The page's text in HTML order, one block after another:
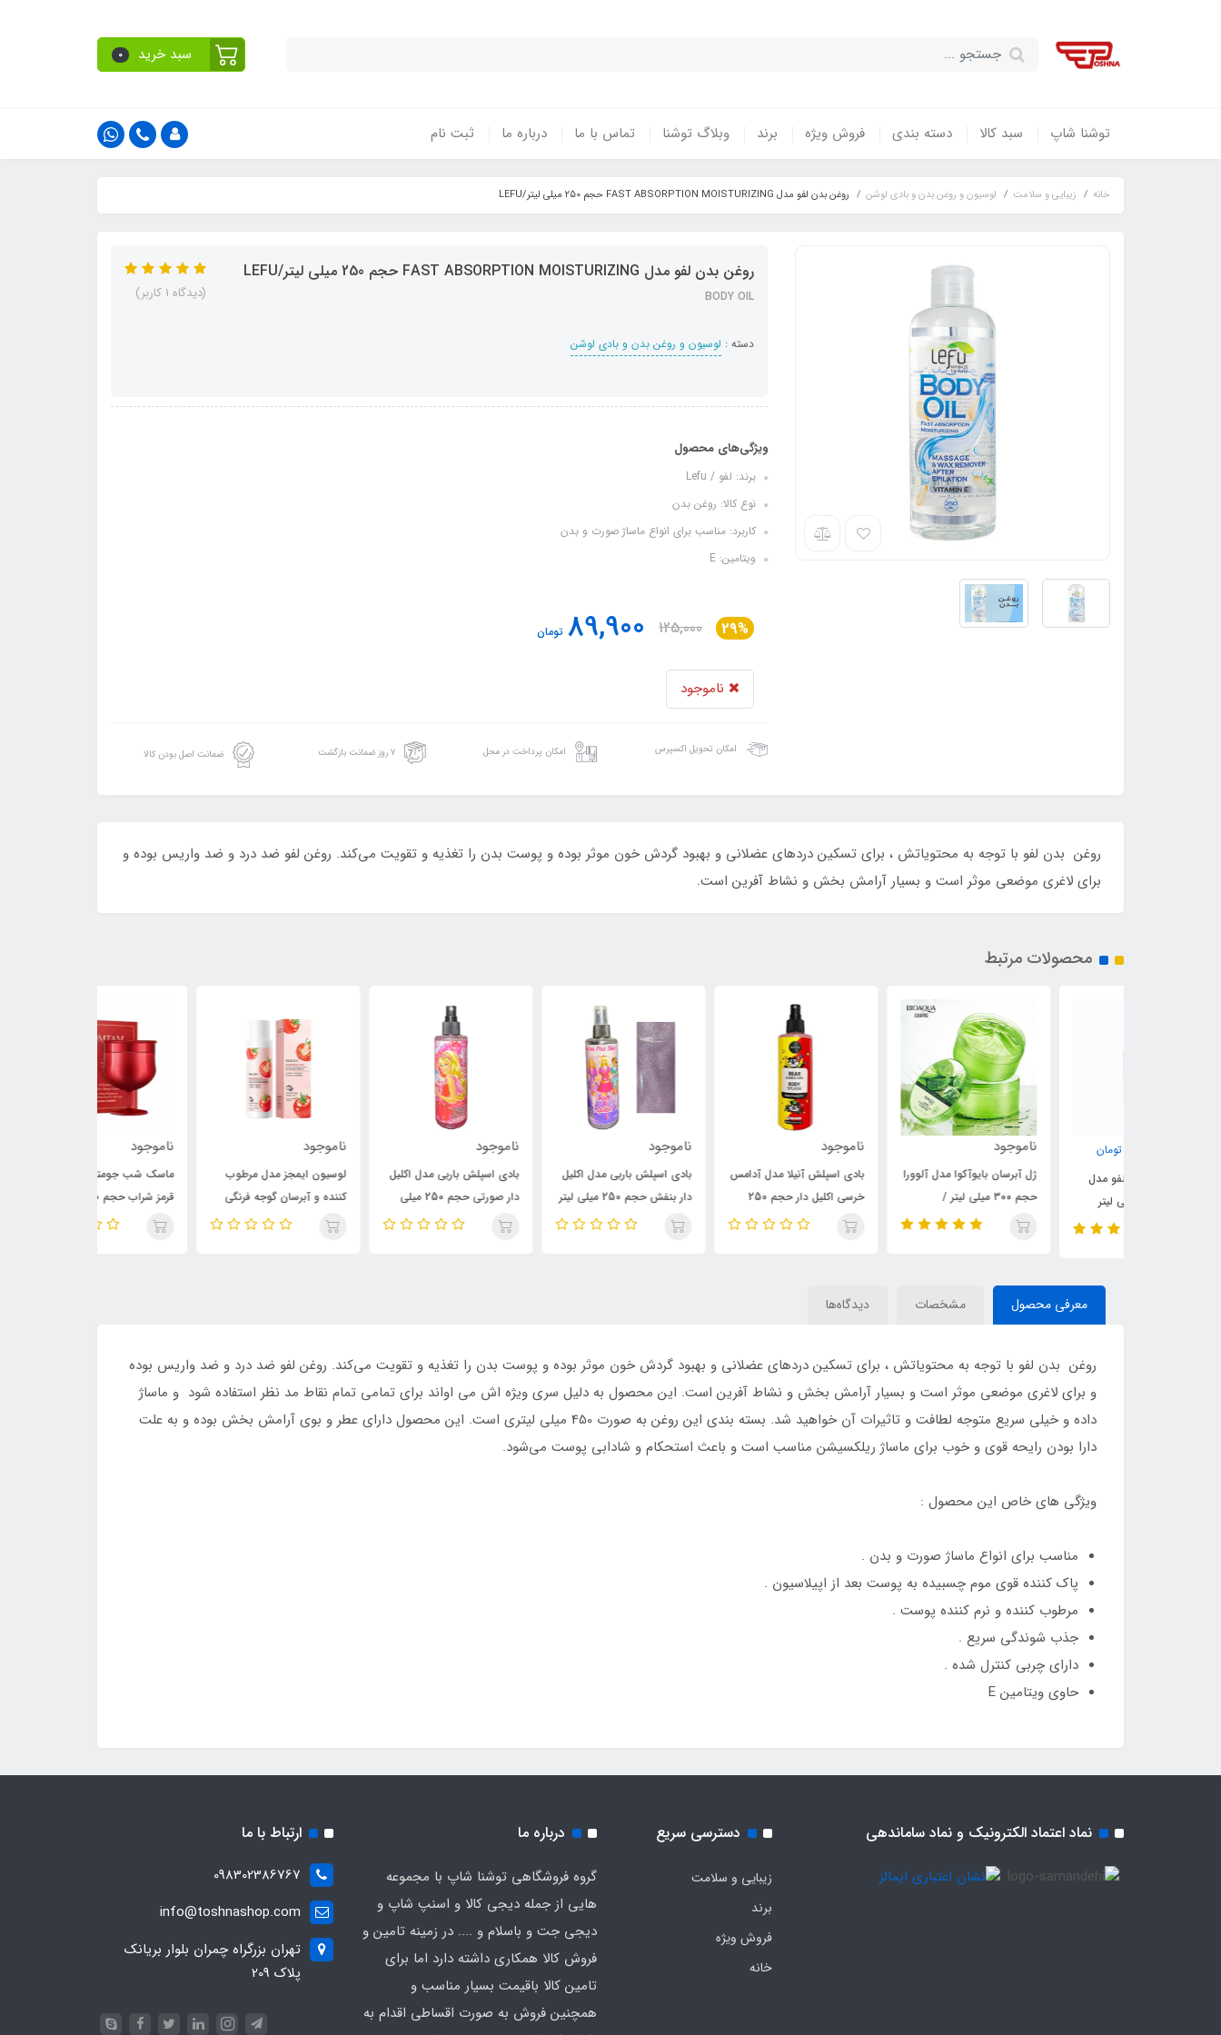
سبد خرید 0
توشنا شاپ سبد کالا دسته بندی فروش ویژه برند وبلاگ توشنا تماس با ما درباره ما ثبت نام
خانه زیبایی و سلامت لوسیون و روغن بدن و بادی لوشن روغن بدن لفو مدل FAST ABSORPTION MOISTURIZING حجم 250 میلی لیتر/LEFU
روغن بدن لفو مدل FAST ABSORPTION MOISTURIZING حجم 250 میلی لیتر/LEFU
BODY OIL
دسته : لوسیون و روغن بدن و بادی لوشن
(دیدگاه 1 کاربر)
ویژگی‌های محصول
برند: لفو / Lefu
نوع کالا: روغن بدن
کاربرد: مناسب برای انواع ماساژ صورت و بدن
ویتامین: E
29%
125,000
89,900 تومان
ناموجود
امکان تحویل اکسپرس امکان پرداخت در محل ۷ روز ضمانت بازگشت ضمانت اصل بودن کالا
روغن بدن لفو با توجه به محتویاتش ، برای تسکین دردهای عضلانی و بهبود گردش خون موثر بوده و پوست بدن را تغذیه و تقویت می‌کند. روغن لفو ضد درد و ضد واریس بوده و
برای لاغری موضعی موثر است و بسیار آرامش بخش و نشاط آفرین است.
محصولات مرتبط
ناموجود
ژل آبرسان بایوآکوا مدل آلوورا
حجم ۳۰۰ میلی لیتر /
BIOAQUA
بادی اسپلش آنیلا مدل آدامس
خرسی اکلیل دار حجم 250
میلی لیتر / ANILA
بادی اسپلش باربی مدل اکلیل
دار بنفش حجم 250 میلی لیتر
/ BARBIE
بادی اسپلش باربی مدل اکلیل
دار صورتی حجم 250 میلی
لیتر / BARBIE
لوسیون ایمجز مدل مرطوب
کننده و آبرسان گوجه فرنگی
حجم ۱۲۰ میلی لیتر / IMAGES
ماسک شب جومتام مدل انگور
قرمز شراب حجم ۱۵۰ میلی لیتر
/ JOMTAM
معرفی محصول مشخصات دیدگاه‌ها
روغن بدن لفو با توجه به محتویاتش ، برای تسکین دردهای عضلانی و بهبود گردش خون موثر بوده و پوست بدن را تغذیه و تقویت می‌کند. روغن لفو ضد درد و ضد واریس بوده
و برای لاغری موضعی موثر است و بسیار آرامش بخش و نشاط آفرین است. این محصول به دلیل سری ویژه اش می اواند برای تمامی تمام نقاط مد نظر استفاده شود و ماساژ
داده و خيلي سريع متوجه لطافت و تاثيرات آن خواهيد شد. بسته بندی این روغن به صورت 450 میلی لیتری است. این محصول دارای عطر و بوی آرامش بخش بوده و به علت
دارا بودن رایحه قوی و خوب برای ماساژ ریلکسیشن مناسب است و باعث استحکام و شادابی پوست می‌شود.
ویژگی های خاص این محصول :
مناسب برای انواع ماساژ صورت و بدن .
پاک کننده قوی موم چسبیده به پوست بعد از اپیلاسیون .
مرطوب کننده و نرم کننده پوست .
جذب شوندگی سریع .
دارای چربی کنترل شده .
حاوی ویتامین E
نماد اعتماد الکترونیک و نماد ساماندهی دسترسی سریع
زیبایی و سلامت
برند
فروش ویژه
خانه
درباره ما
گروه فروشگاهی توشنا شاپ با مجموعه
هایی از جمله دیجی کالا و اسنپ شاپ و
دیجی جت و باسلام و .... در زمینه تامین و
فروش کالا همکاری داشته دارد اما برای
تامین کالا باقیمت بسیار مناسب و
همچنین فروش به صورت اقساطی اقدام به
ارتباط با ما
098302386767
info@toshnashop.com
تهران بزرگراه چمران بلوار بریانک
پلاک 209